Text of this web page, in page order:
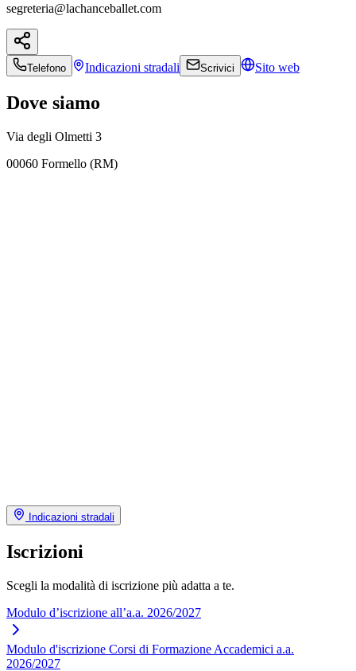
segreteria@lachanceballet.com
Telefono Indicazioni stradali Scrivici Sito web
Dove siamo
Via degli Olmetti 3
00060 Formello (RM)
Indicazioni stradali
Iscrizioni
Scegli la modalità di iscrizione più adatta a te.
Modulo d’iscrizione all’a.a. 2026/2027
Modulo d'iscrizione Corsi di Formazione Accademici a.a.
2026/2027